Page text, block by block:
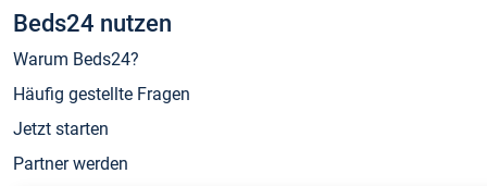
Beds24 nutzen
Warum Beds24?
Häufig gestellte Fragen
Jetzt starten
Partner werden